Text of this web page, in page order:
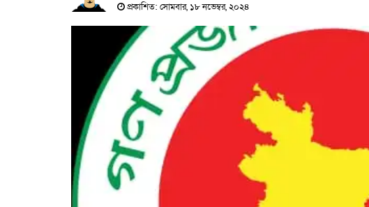
প্রকাশিত: সোমবার, ১৮ নভেম্বর, ২০২৪